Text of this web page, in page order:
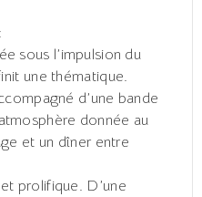
sous l’impulsion du
une thématique.
d’une bande
donnée au
et un dîner entre
prolifique. D’une